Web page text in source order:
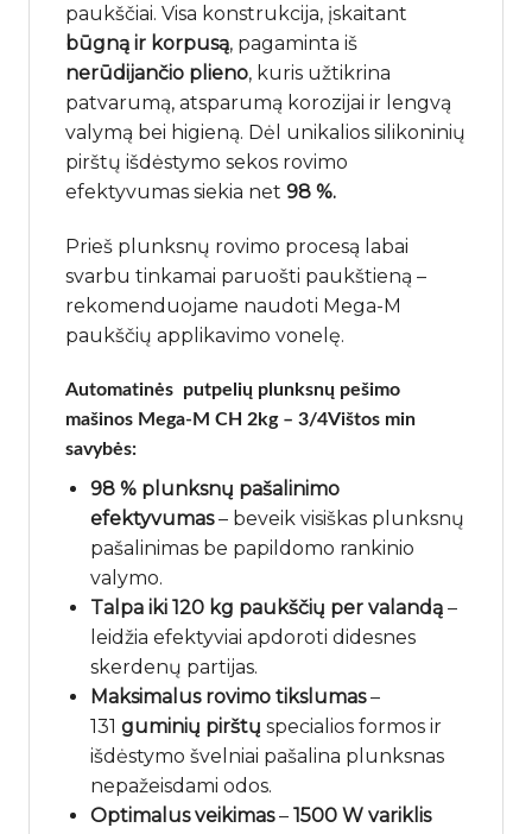
paukščiai. Visa konstrukcija, įskaitant
būgną ir korpusą, pagaminta iš
nerūdijančio plieno, kuris užtikrina
patvarumą, atsparumą korozijai ir lengvą
valymą bei higieną. Dėl unikalios silikoninių
pirštų išdėstymo sekos rovimo
efektyvumas siekia net 98 %.
Prieš plunksnų rovimo procesą labai
svarbu tinkamai paruošti paukštieną –
rekomenduojame naudoti Mega-M
paukščių applikavimo vonelę.
Automatinės putpelių plunksnų pešimo
mašinos Mega-M CH 2kg – 3/4Vištos min
savybės:
98 % plunksnų pašalinimo
efektyvumas– beveik visiškas plunksnų
pašalinimas be papildomo rankinio
valymo.
Talpa iki 120 kg paukščių per valandą–
leidžia efektyviai apdoroti didesnes
skerdenų partijas.
Maksimalus rovimo tikslumas–
131 guminių pirštų specialios formos ir
išdėstymo švelniai pašalina plunksnas
nepažeisdami odos.
Optimalus veikimas– 1500 W variklis